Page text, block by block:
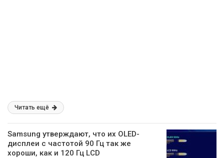
Читать ещё
Samsung утверждают, что их OLED-
дисплеи с частотой 90 Гц так же
хороши, как и 120 Гц LCD